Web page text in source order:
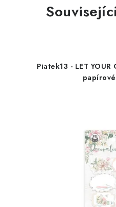
Piatek13 - LET YOUR